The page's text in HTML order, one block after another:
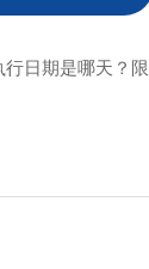
行日期是哪天？限